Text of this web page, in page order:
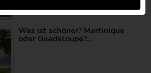
Was ist schöner? Martinique
oder Guadeloupe?…